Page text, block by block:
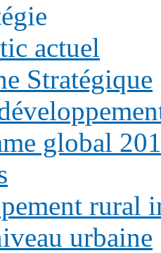
actuel
Stratégique
global
rural
urbaine